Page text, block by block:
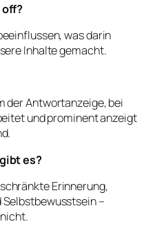
off?
was darin
Inhalte gemacht.
der Antwortanzeige, bei
und prominent anzeigt
es?
Erinnerung,
Selbstbewusstsein –